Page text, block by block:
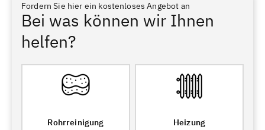
Fordern Sie hier ein kostenloses Angebot an
Bei was können wir Ihnen
helfen?
Rohrreinigung Heizung